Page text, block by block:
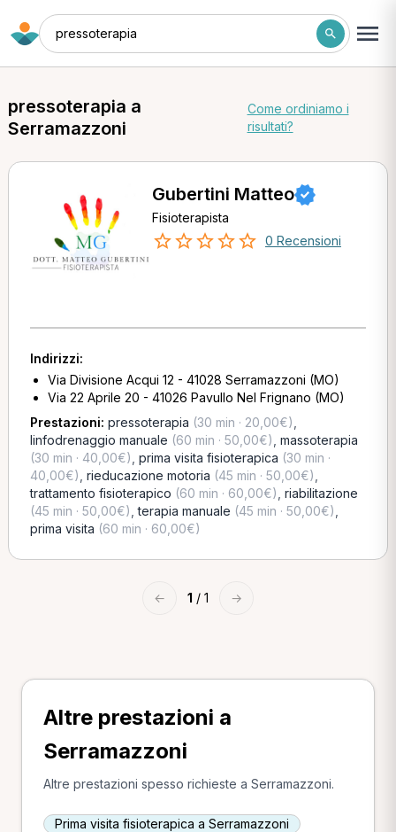
pressoterapia
pressoterapia a
Serramazzoni
Come ordiniamo i
risultati?
Gubertini Matteo
Fisioterapista
0 Recensioni
Indirizzi:
Via Divisione Acqui 12 - 41028 Serramazzoni (MO)
Via 22 Aprile 20 - 41026 Pavullo Nel Frignano (MO)
Prestazioni: pressoterapia (30 min · 20,00€)
linfodrenaggio manuale (60 min · 50,00€) massoterapia
(30 min · 40,00€) prima visita fisioterapica (30 min ·
40,00€) rieducazione motoria (45 min · 50,00€)
trattamento fisioterapico (60 min · 60,00€) riabilitazione
(45 min · 50,00€) ,terapia manuale (45 min · 50,00€)
prima visita (60 min · 60,00€)
← 1 / 1 →
Altre prestazioni a
Serramazzoni
Altre prestazioni spesso richieste a Serramazzoni.
Prima visita fisioterapica a Serramazzoni